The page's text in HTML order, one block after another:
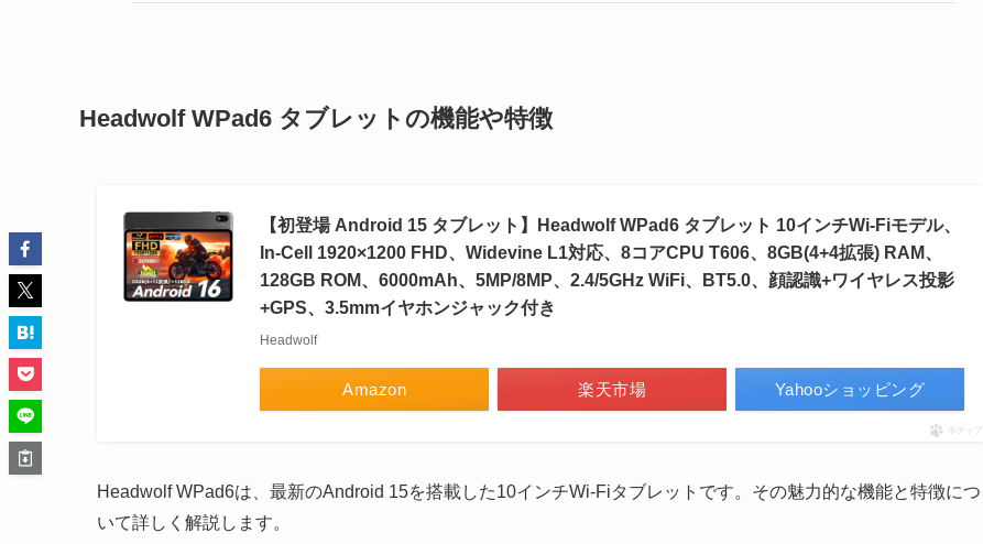
Headwolf WPad6 タブレットの機能や特徴
【初登場 Android 15 タブレット】Headwolf WPad6 タブレット 10インチWi-Fiモデル、
In-Cell 1920×1200 FHD、Widevine L1対応、8コアCPU T606、8GB(4+4拡張) RAM、
128GB ROM、6000mAh、5MP/8MP、2.4/5GHz WiFi、BT5.0、顔認識+ワイヤレス投影
+GPS、3.5mmイヤホンジャック付き
Headwolf
Amazon 楽天市場 Yahooショッピング
ポチップ
Headwolf WPad6は、最新のAndroid 15を搭載した10インチWi-Fiタブレットです。その魅力的な機能と特徴につ
いて詳しく解説します。